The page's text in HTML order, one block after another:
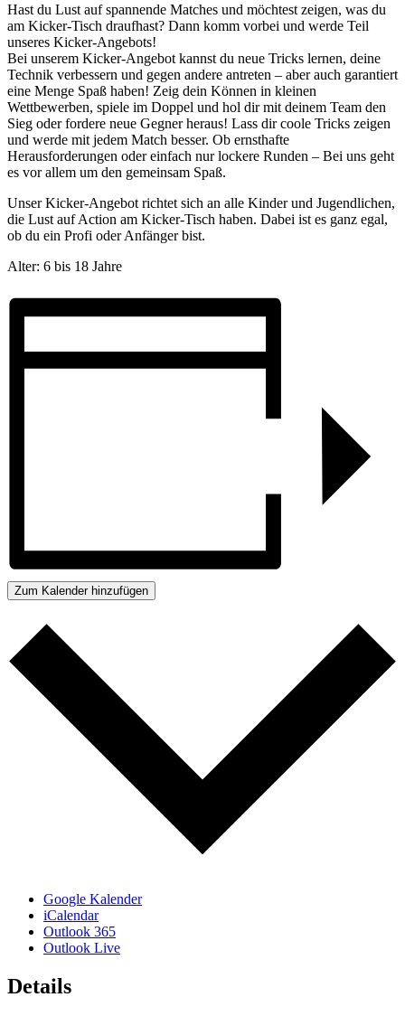
Hast du Lust auf spannende Matches und möchtest zeigen, was du
am Kicker-Tisch draufhast? Dann komm vorbei und werde Teil
unseres Kicker-Angebots!
Bei unserem Kicker-Angebot kannst du neue Tricks lernen, deine
Technik verbessern und gegen andere antreten – aber auch garantiert
eine Menge Spaß haben! Zeig dein Können in kleinen
Wettbewerben, spiele im Doppel und hol dir mit deinem Team den
Sieg oder fordere neue Gegner heraus! Lass dir coole Tricks zeigen
und werde mit jedem Match besser. Ob ernsthafte
Herausforderungen oder einfach nur lockere Runden – Bei uns geht
es vor allem um den gemeinsam Spaß.
Unser Kicker-Angebot richtet sich an alle Kinder und Jugendlichen,
die Lust auf Action am Kicker-Tisch haben. Dabei ist es ganz egal,
ob du ein Profi oder Anfänger bist.
Alter: 6 bis 18 Jahre
Zum Kalender hinzufügen
Google Kalender
iCalendar
Outlook 365
Outlook Live
Details